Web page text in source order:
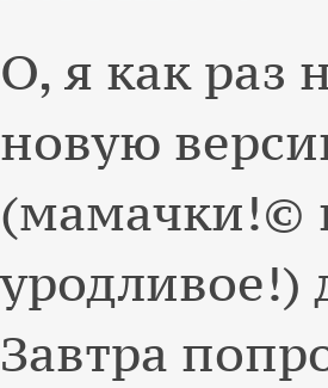
О, я как раз
новую
(мамачки!©
Завтра